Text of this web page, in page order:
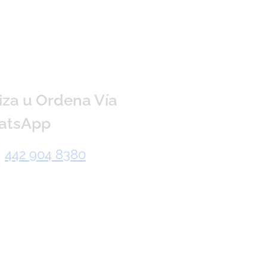
u Ordena Vía
442 904 8380